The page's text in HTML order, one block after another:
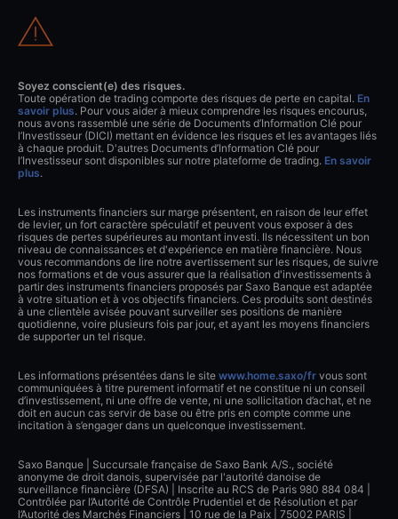
Soyez conscient(e) des risques.
Toute opération de trading comporte des risques de perte en capital. En
savoir plus. Pour vous aider à mieux comprendre les risques encourus,
nous avons rassemblé une série de Documents d’Information Clé pour
l’Investisseur (DICI) mettant en évidence les risques et les avantages liés
à chaque produit. D'autres Documents d’Information Clé pour
l’Investisseur sont disponibles sur notre plateforme de trading. En savoir
plus.
Les instruments financiers sur marge présentent, en raison de leur effet
de levier, un fort caractère spéculatif et peuvent vous exposer à des
risques de pertes supérieures au montant investi. Ils nécessitent un bon
niveau de connaissances et d'expérience en matière financière. Nous
vous recommandons de lire notre avertissement sur les risques, de suivre
nos formations et de vous assurer que la réalisation d'investissements à
partir des instruments financiers proposés par Saxo Banque est adaptée
à votre situation et à vos objectifs financiers. Ces produits sont destinés
à une clientèle avisée pouvant surveiller ses positions de manière
quotidienne, voire plusieurs fois par jour, et ayant les moyens financiers
de supporter un tel risque.
Les informations présentées dans le site www.home.saxo/fr vous sont
communiquées à titre purement informatif et ne constitue ni un conseil
d’investissement, ni une offre de vente, ni une sollicitation d’achat, et ne
doit en aucun cas servir de base ou être pris en compte comme une
incitation à s’engager dans un quelconque investissement.
Saxo Banque | Succursale française de Saxo Bank A/S., société
anonyme de droit danois, supervisée par l'autorité danoise de
surveillance financière (DFSA) | Inscrite au RCS de Paris 980 884 084 |
Contrôlée par l’Autorité de Contrôle Prudentiel et de Résolution et par
l’Autorité des Marchés Financiers | 10 rue de la Paix | 75002 PARIS |